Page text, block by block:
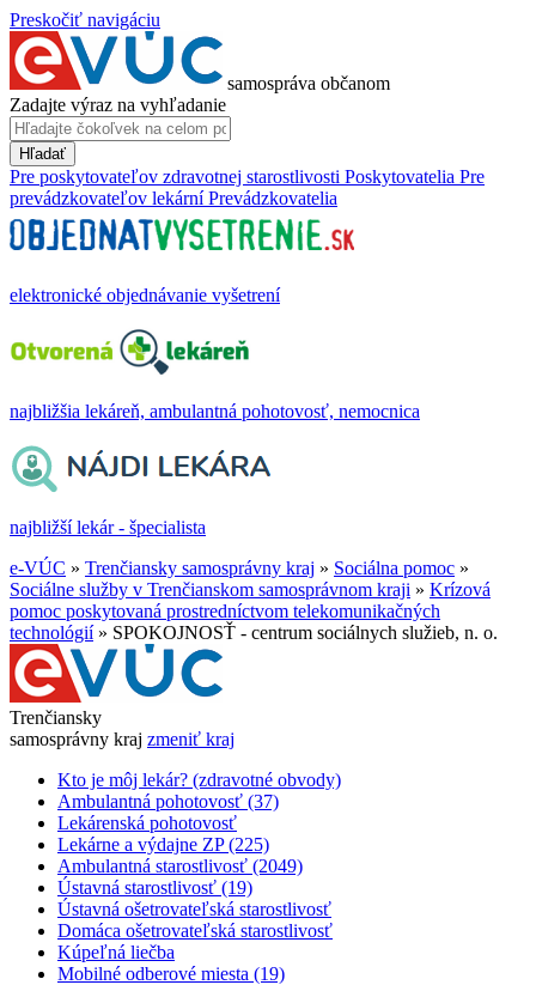
Preskočiť navigáciu
samospráva občanom
Zadajte výraz na vyhľadanie
Hľadať
Pre poskytovateľov zdravotnej starostlivosti Poskytovatelia Pre
prevádzkovateľov lekární Prevádzkovatelia
elektronické objednávanie vyšetrení
najbližšia lekáreň, ambulantná pohotovosť, nemocnica
najbližší lekár - špecialista
e-VÚC » Trenčiansky samosprávny kraj » Sociálna pomoc »
Sociálne služby v Trenčianskom samosprávnom kraji » Krízová
pomoc poskytovaná prostredníctvom telekomunikačných
technológií» SPOKOJNOSŤ - centrum sociálnych služieb, n. o.
Trenčiansky
samosprávny kraj zmeniť kraj
Kto je môj lekár? (zdravotné obvody)
Ambulantná pohotovosť (37)
Lekárenská pohotovosť
Lekárne a výdajne ZP (225)
Ambulantná starostlivosť (2049)
Ústavná starostlivosť (19)
Ústavná ošetrovateľská starostlivosť
Domáca ošetrovateľská starostlivosť
Kúpeľná liečba
Mobilné odberové miesta (19)